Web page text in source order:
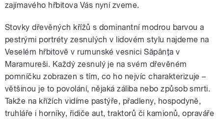
zajímavého hřbitova Vás nyní zveme.
Stovky dřevěných křížů s dominantní modrou barvou a
pestrými portréty zesnulých v lidovém stylu najdeme na
Veselém hřbitově v rumunské vesnici Săpânţa v
Maramureši. Každý zesnulý je na svém dřevěném
pomníčku zobrazen s tím, co ho nejvíc charakterizuje –
většinou je to povolání, nějaká záliba nebo způsob smrti.
Takže na křížích vidíme pastýře, přadleny, hospodyně,
truhláře i horníky, řidiče aut, traktorů či kamionů, opraváře